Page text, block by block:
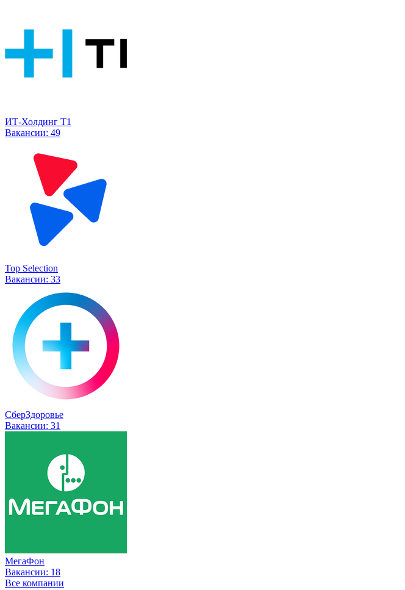
ИТ-Холдинг Т1
Вакансии: 49
Top Selection
Вакансии: 33
СберЗдоровье
Вакансии: 31
МегаФон
Вакансии: 18
Все компании